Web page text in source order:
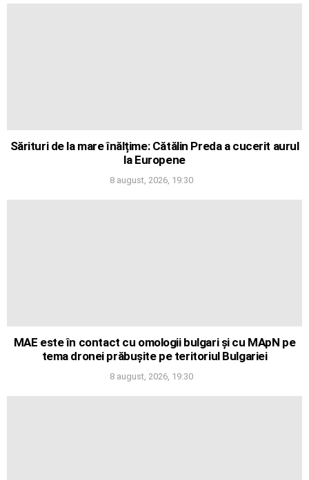
Sărituri de la mare înălțime: Cătălin Preda a cucerit aurul
la Europene
8 august, 2026, 19:30
MAE este în contact cu omologii bulgari și cu MApN pe
tema dronei prăbușite pe teritoriul Bulgariei
8 august, 2026, 19:30